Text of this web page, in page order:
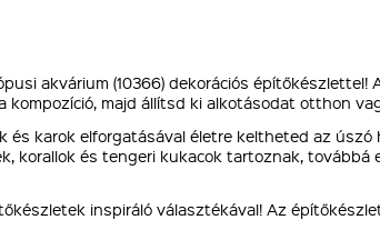
akvárium (10366) dekorációs
majd állítsd ki alkotásodat otthon
karok elforgatásával életre keltheted az
korallok és tengeri kukacok tartoznak,
inspiráló választékával! Az